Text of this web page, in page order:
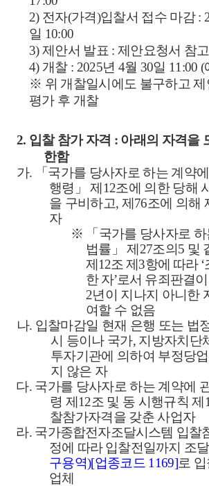
2) 전자(가격)입찰서 접수 마감:
일 10:00
3)제안서 발표 :제안요청서 참고
4) 개찰 : 2025년 4월 30일 11:00 (
※ 위 개찰일시에도 불구하고
평가 후 개찰
2. 입찰 참가 자격 : 아래의 자격을
한함
가. 「 국가를 당사자로 하는 계약
행령 」제 12조에 의한 당해
을 구비하고, 제 76조에 의해
자
※ 「 국가를 당사자로
법률 」제 27조의 5 및
제 12조 제 3항에 따라‘
한 자’로서 유죄판결
2년이 지나지 아니한
여할 수 없음
나. 입찰마감일 현재 은행 또는 법
시 등이나 국가, 지방자치단
투자기관에 의하여 부정당
지 않은 자
다. 국가를 당사자로 하는 계약에
령 제 12조 및 동 시행규칙 제
찰참가자격을 갖춘 사업자
라. 국가종합전자조달시스템 입찰
정에 따라 입찰전일까지 조달
구용역)[업종코드 1169]로
업체